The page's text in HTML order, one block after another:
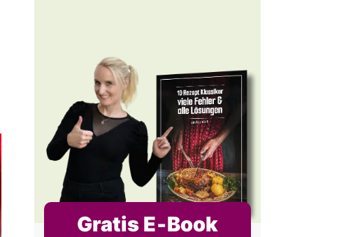
Gratis E‑Book